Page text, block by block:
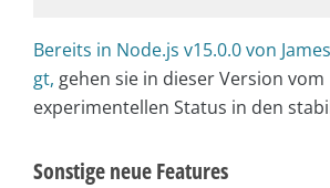
Bereits in Node.js v15.0.0 von
gt, gehen sie in dieser Version vom
experimentellen Status in den
Sonstige neue Features